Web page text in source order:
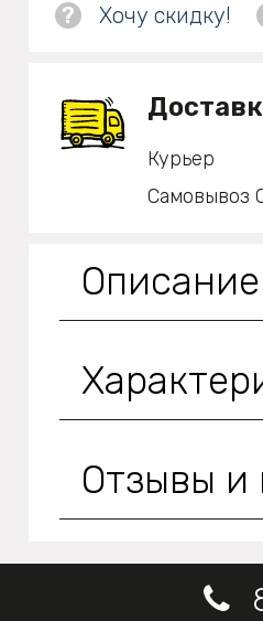
? Хочу скидку!
Курьер
Самовывоз
Отзывы и